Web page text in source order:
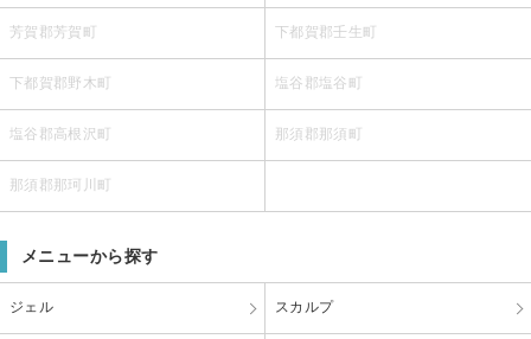
芳賀郡芳賀町 下都賀郡壬生町
下都賀郡野木町 塩谷郡塩谷町
塩谷郡高根沢町 那須郡那須町
那須郡那珂川町
メニューから探す
ジェル スカルプ